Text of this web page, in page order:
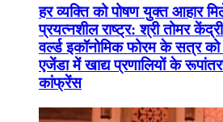
हर व्यक्ति को पोषण युक्त आहार
प्रयत्नशील राष्ट्र: श्री तोमर
वर्ल्ड इकॉनोमिक फोरम के सत्र को
एजेंडा में खाद्य प्रणालियों के
कांफ्रेंस